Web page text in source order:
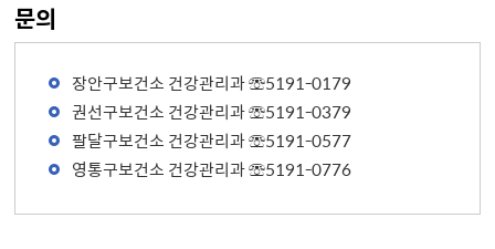
문의
장안구보건소 건강관리과 ☏5191-0179
권선구보건소 건강관리과 ☏5191-0379
팔달구보건소 건강관리과 ☏5191-0577
영통구보건소 건강관리과 ☏5191-0776